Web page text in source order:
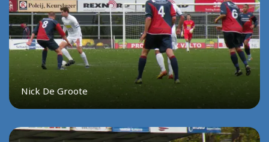
Nick De Groote